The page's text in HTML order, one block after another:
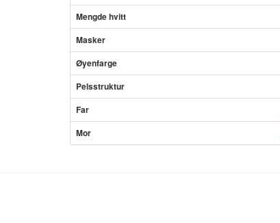
Mengde hvitt
Masker
Øyenfarge
Pelsstruktur
Far
Mor